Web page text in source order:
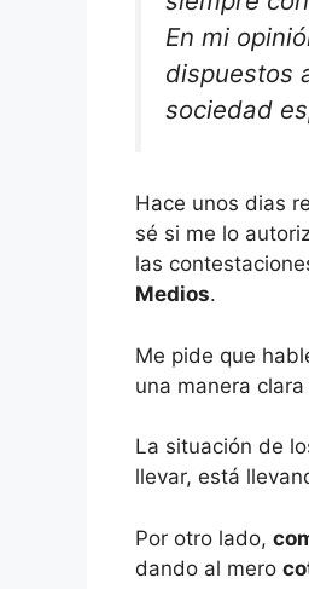
En mi
dispuestos
sociedad
Hace unos dias
sé si me lo
las
Medios.
Me pide que
una manera
La situación de
llevar, está
Por otro lado,
dando al mero